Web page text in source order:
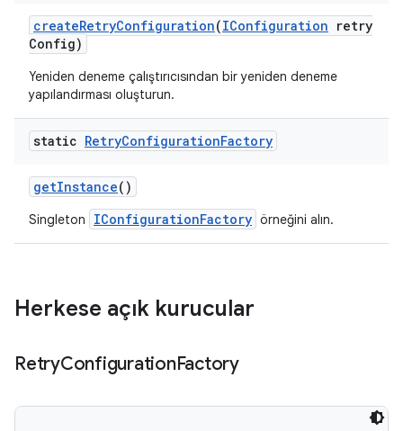
createRetryConfiguration(IConfiguration retry
Config)
Yeniden deneme çalıştırıcısından bir yeniden deneme
yapılandırması oluşturun.
static RetryConfigurationFactory
getInstance()
Singleton IConfigurationFactory örneğini alın.
Herkese açık kurucular
RetryConfigurationFactory